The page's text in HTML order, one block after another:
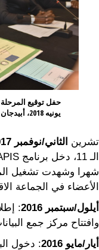
يونيه 2018، أبيدجان (كوت ديفوار).
تشرين الثاني/نوفمبر
شهرا وشهدت تشغيل
الأعضاء في الجماعة
أيلول/سبتمبر 2016
وافتتاح مركز جمع
أيار/مايو 2016